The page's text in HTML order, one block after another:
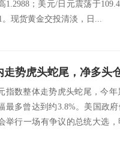
1.2988；美元/日元震荡于
。现货黄金交投清淡，日...
指数整体走势虎头蛇尾，今年
最多曾达到约3.8%。美国政
举行一场有争议的总统大选